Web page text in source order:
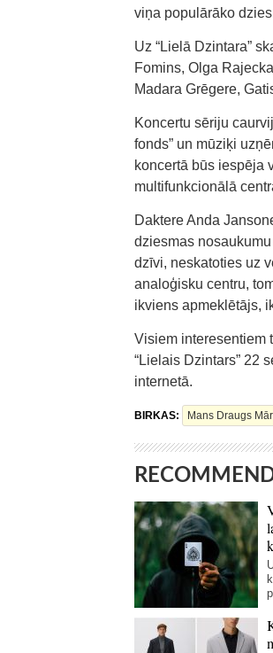
viņa populārāko
Uz “Lielā Dzintara”
Fomins, Olga
Madara Grēgere,
Koncertu sēriju
fonds” un mūziķi
koncertā būs iespēja
multifunkcionālā
Daktere Anda
dziesmas
dzīvi, neskatoties uz
analoģisku centru,
ikviens apmeklētājs,
Visiem interesentiem
“Lielais Dzintars” 22
internetā.
BIRKAS: Mans Draugs